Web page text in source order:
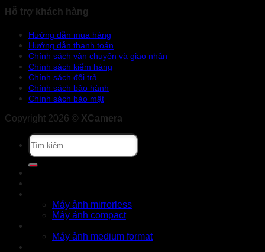
Hỗ trợ khách hàng
Hướng dẫn mua hàng
Hướng dẫn thanh toán
Chính sách vận chuyển và giao nhận
Chính sách kiểm hàng
Chính sách đổi trả
Chính sách bảo hành
Chính sách bảo mật
Copyright 2026 © XCamera
Tìm
kiếm:
Máy ảnh mirrorless
Máy ảnh compact
Máy ảnh medium format